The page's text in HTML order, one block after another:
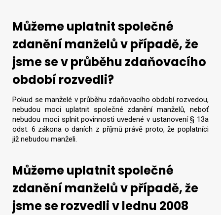
Můžeme uplatnit společné
zdanění manželů v případě, že
jsme se v průběhu zdaňovacího
období rozvedli?
Pokud se manželé v průběhu zdaňovacího období rozvedou,
nebudou moci uplatnit společné zdanění manželů, neboť
nebudou moci splnit povinnosti uvedené v ustanovení § 13a
odst. 6 zákona o daních z příjmů právě proto, že poplatníci
již nebudou manželi.
Můžeme uplatnit společné
zdanění manželů v případě, že
jsme se rozvedli v lednu 2008